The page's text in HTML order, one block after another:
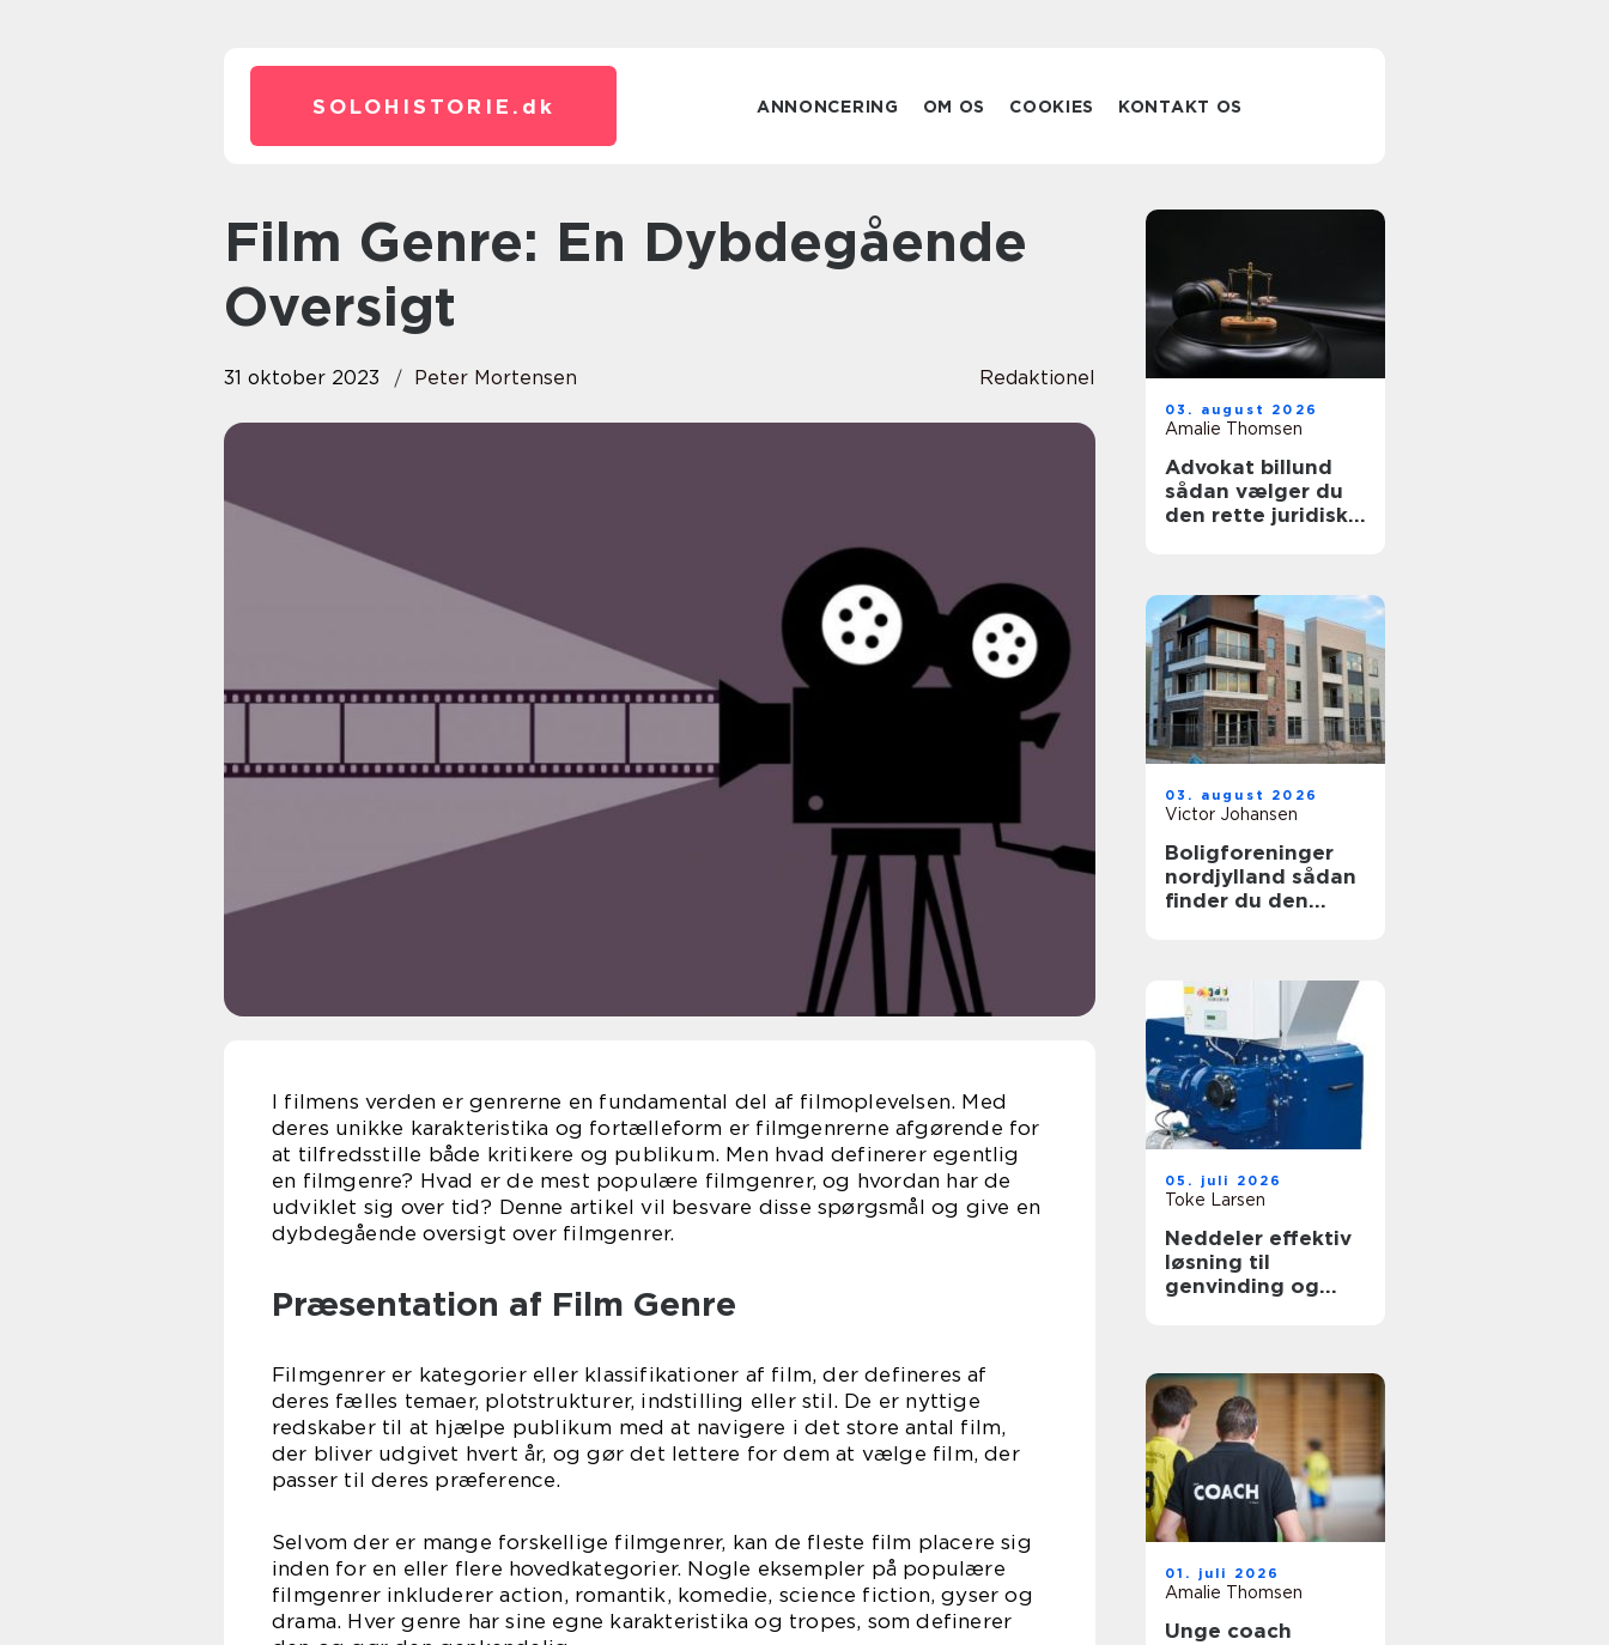
SOLOHISTORIE. dk ANNONCERING OM OS COOKIES KONTAKT OS
Film Genre: En Dybdegående
Oversigt
31 oktober 2023 Peter Mortensen Redaktionel
I filmens verden er genrerne en fundamental del af filmoplevelsen. Med
deres unikke karakteristika og fortælleform er filmgenrerne afgørende for
at tilfredsstille både kritikere og publikum. Men hvad definerer egentlig
en filmgenre? Hvad er de mest populære filmgenrer, og hvordan har de
udviklet sig over tid? Denne artikel vil besvare disse spørgsmål og give en
dybdegående oversigt over filmgenrer.
Præsentation af Film Genre
Filmgenrer er kategorier eller klassifikationer af film, der defineres af
deres fælles temaer, plotstrukturer, indstilling eller stil. De er nyttige
redskaber til at hjælpe publikum med at navigere i det store antal film,
der bliver udgivet hvert år, og gør det lettere for dem at vælge film, der
passer til deres præference.
Selvom der er mange forskellige filmgenrer, kan de fleste film placere sig
inden for en eller flere hovedkategorier. Nogle eksempler på populære
filmgenrer inkluderer action, romantik, komedie, science fiction, gyser og
drama. Hver genre har sine egne karakteristika og tropes, som definerer
03. august 2026
Amalie Thomsen
Advokat billund
sådan vælger du
den rette juridiske
03. august 2026
Victor Johansen
Boligforeninger
nordjylland sådan
finder du den
05. juli 2026
Toke Larsen
Neddeler effektiv
løsning til
genvinding og
01. juli 2026
Amalie Thomsen
Unge coach